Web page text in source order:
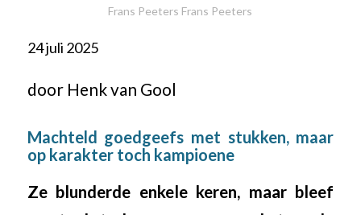
Frans Peeters Frans Peeters
24 juli 2025
door Henk van Gool
Machteld goedgeefs met stukken, maar
op karakter toch kampioene
Ze blunderde enkele keren, maar bleef